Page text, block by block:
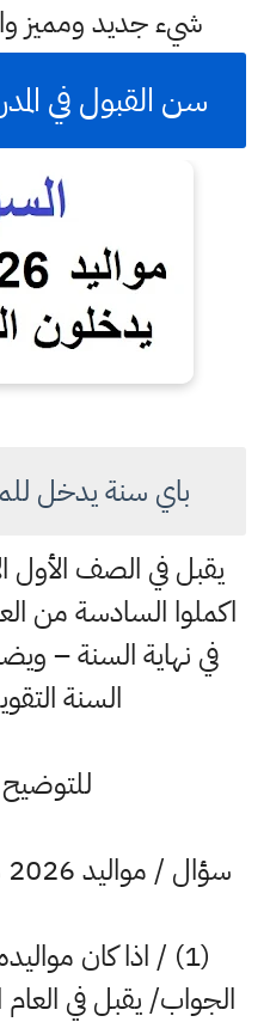
شيء جديد ومميز
سن القبول في
باي سنة يدخل
يقبل في الصف الأول
اكملوا السادسة من
في نهاية السنة –
السنة
سؤال / مواليد 2026 متى يدخلون المدرسة ؟
(1) / اذا كان مواليده 2026 الشهر الاول
الجواب/ يقبل في العام